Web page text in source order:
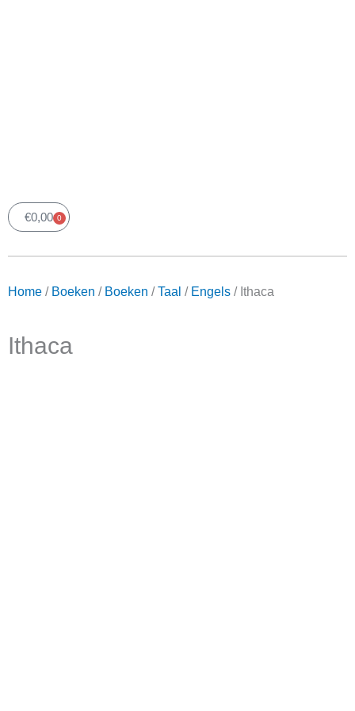
€0,00 0
Winkelwagen
Home /Boeken /Boeken/Taal/Engels/ Ithaca
Ithaca